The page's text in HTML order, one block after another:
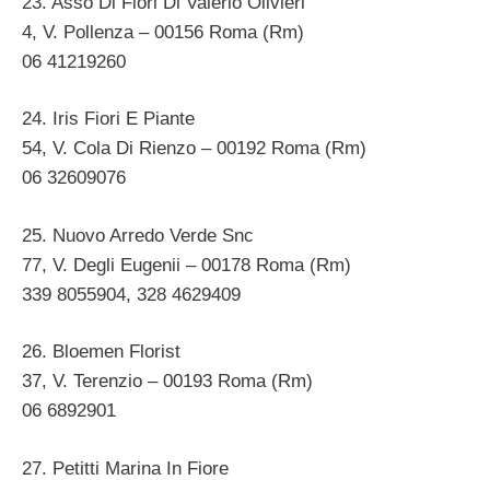
4, V. Pollenza – 00156 Roma (Rm)
06 41219260
24. Iris Fiori E Piante
54, V. Cola Di Rienzo – 00192 Roma (Rm)
06 32609076
25. Nuovo Arredo Verde Snc
77, V. Degli Eugenii – 00178 Roma (Rm)
339 8055904, 328 4629409
26. Bloemen Florist
37, V. Terenzio – 00193 Roma (Rm)
06 6892901
27. Petitti Marina In Fiore